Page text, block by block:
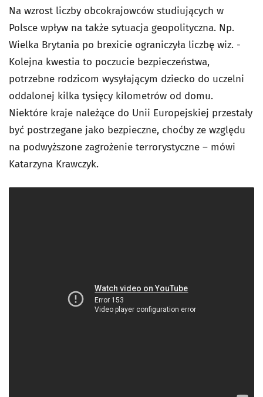
Na wzrost liczby obcokrajowców studiujących w
Polsce wpływ na także sytuacja geopolityczna. Np.
Wielka Brytania po brexicie ograniczyła liczbę wiz. -
Kolejna kwestia to poczucie bezpieczeństwa,
potrzebne rodzicom wysyłającym dziecko do uczelni
oddalonej kilka tysięcy kilometrów od domu.
Niektóre kraje należące do Unii Europejskiej przestały
być postrzegane jako bezpieczne, choćby ze względu
na podwyższone zagrożenie terrorystyczne – mówi
Katarzyna Krawczyk.